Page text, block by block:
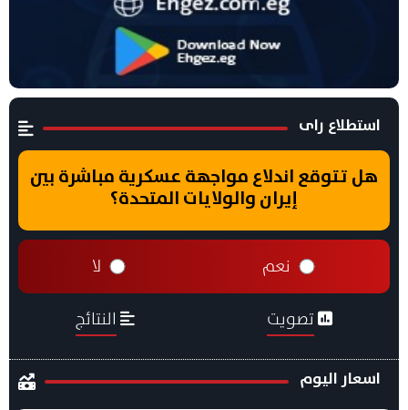
استطلاع راى
هل تتوقع اندلاع مواجهة عسكرية مباشرة بين
إيران والولايات المتحدة؟
نعم لا
تصويت النتائج
اسعار اليوم